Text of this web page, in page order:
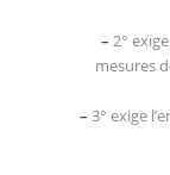
– 2°
mesures
– 3° exige